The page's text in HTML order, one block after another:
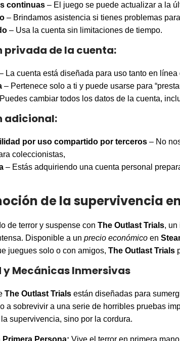
continuas – El juego se puede actualizar a la
– Brindamos asistencia si tienes problemas
– Usa la cuenta sin limitaciones de tiempo.
privada de la cuenta:
La cuenta está diseñada para uso tanto en
– Pertenece solo a ti y puede usarse para
cambiar todos los datos de la cuenta,
adicional:
por uso compartido por terceros – No
coleccionistas,
– Estás adquiriendo una cuenta personal
de la supervivencia
de terror y suspense con The Outlast Trials, un
Disponible a un precio económico en
juegues solo o con amigos, The Outlast Trials
Mecánicas Inmersivas
The Outlast Trials están diseñadas para
a sobrevivir a una serie de horribles pruebas
supervivencia, sino por la cordura.
Primera Persona: Vive el terror en primera